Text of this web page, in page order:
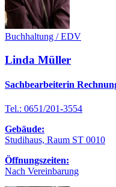
Buchhaltung / EDV
Linda Müller
Sachbearbeiterin
Tel.: 0651/201-3554
Gebäude:
Studihaus, Raum ST 0010
Öffnungszeiten:
Nach Vereinbarung